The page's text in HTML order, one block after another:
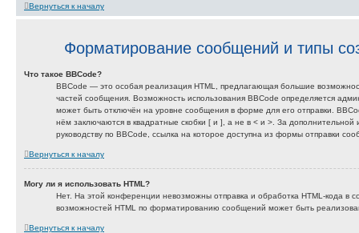
Вернуться к началу
Форматирование сообщений и типы
Что такое BBCode?
BBCode — это особая реализация HTML, предлагающая большие
частей сообщения. Возможность использования BBCode определяется
может быть отключён на уровне сообщения в форме для его отправки.
нём заключаются в квадратные скобки [ и ], а не в < и >. За
руководству по BBCode, ссылка на которое доступна из формы отправки
Вернуться к началу
Могу ли я использовать HTML?
Нет. На этой конференции невозможны отправка и обработка HTML-кода в
возможностей HTML по форматированию сообщений может быть
Вернуться к началу